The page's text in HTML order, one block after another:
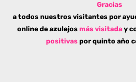
Gracias
a todos nuestros visitantes por
online de azulejos más visitaday
positivaspor quinto año